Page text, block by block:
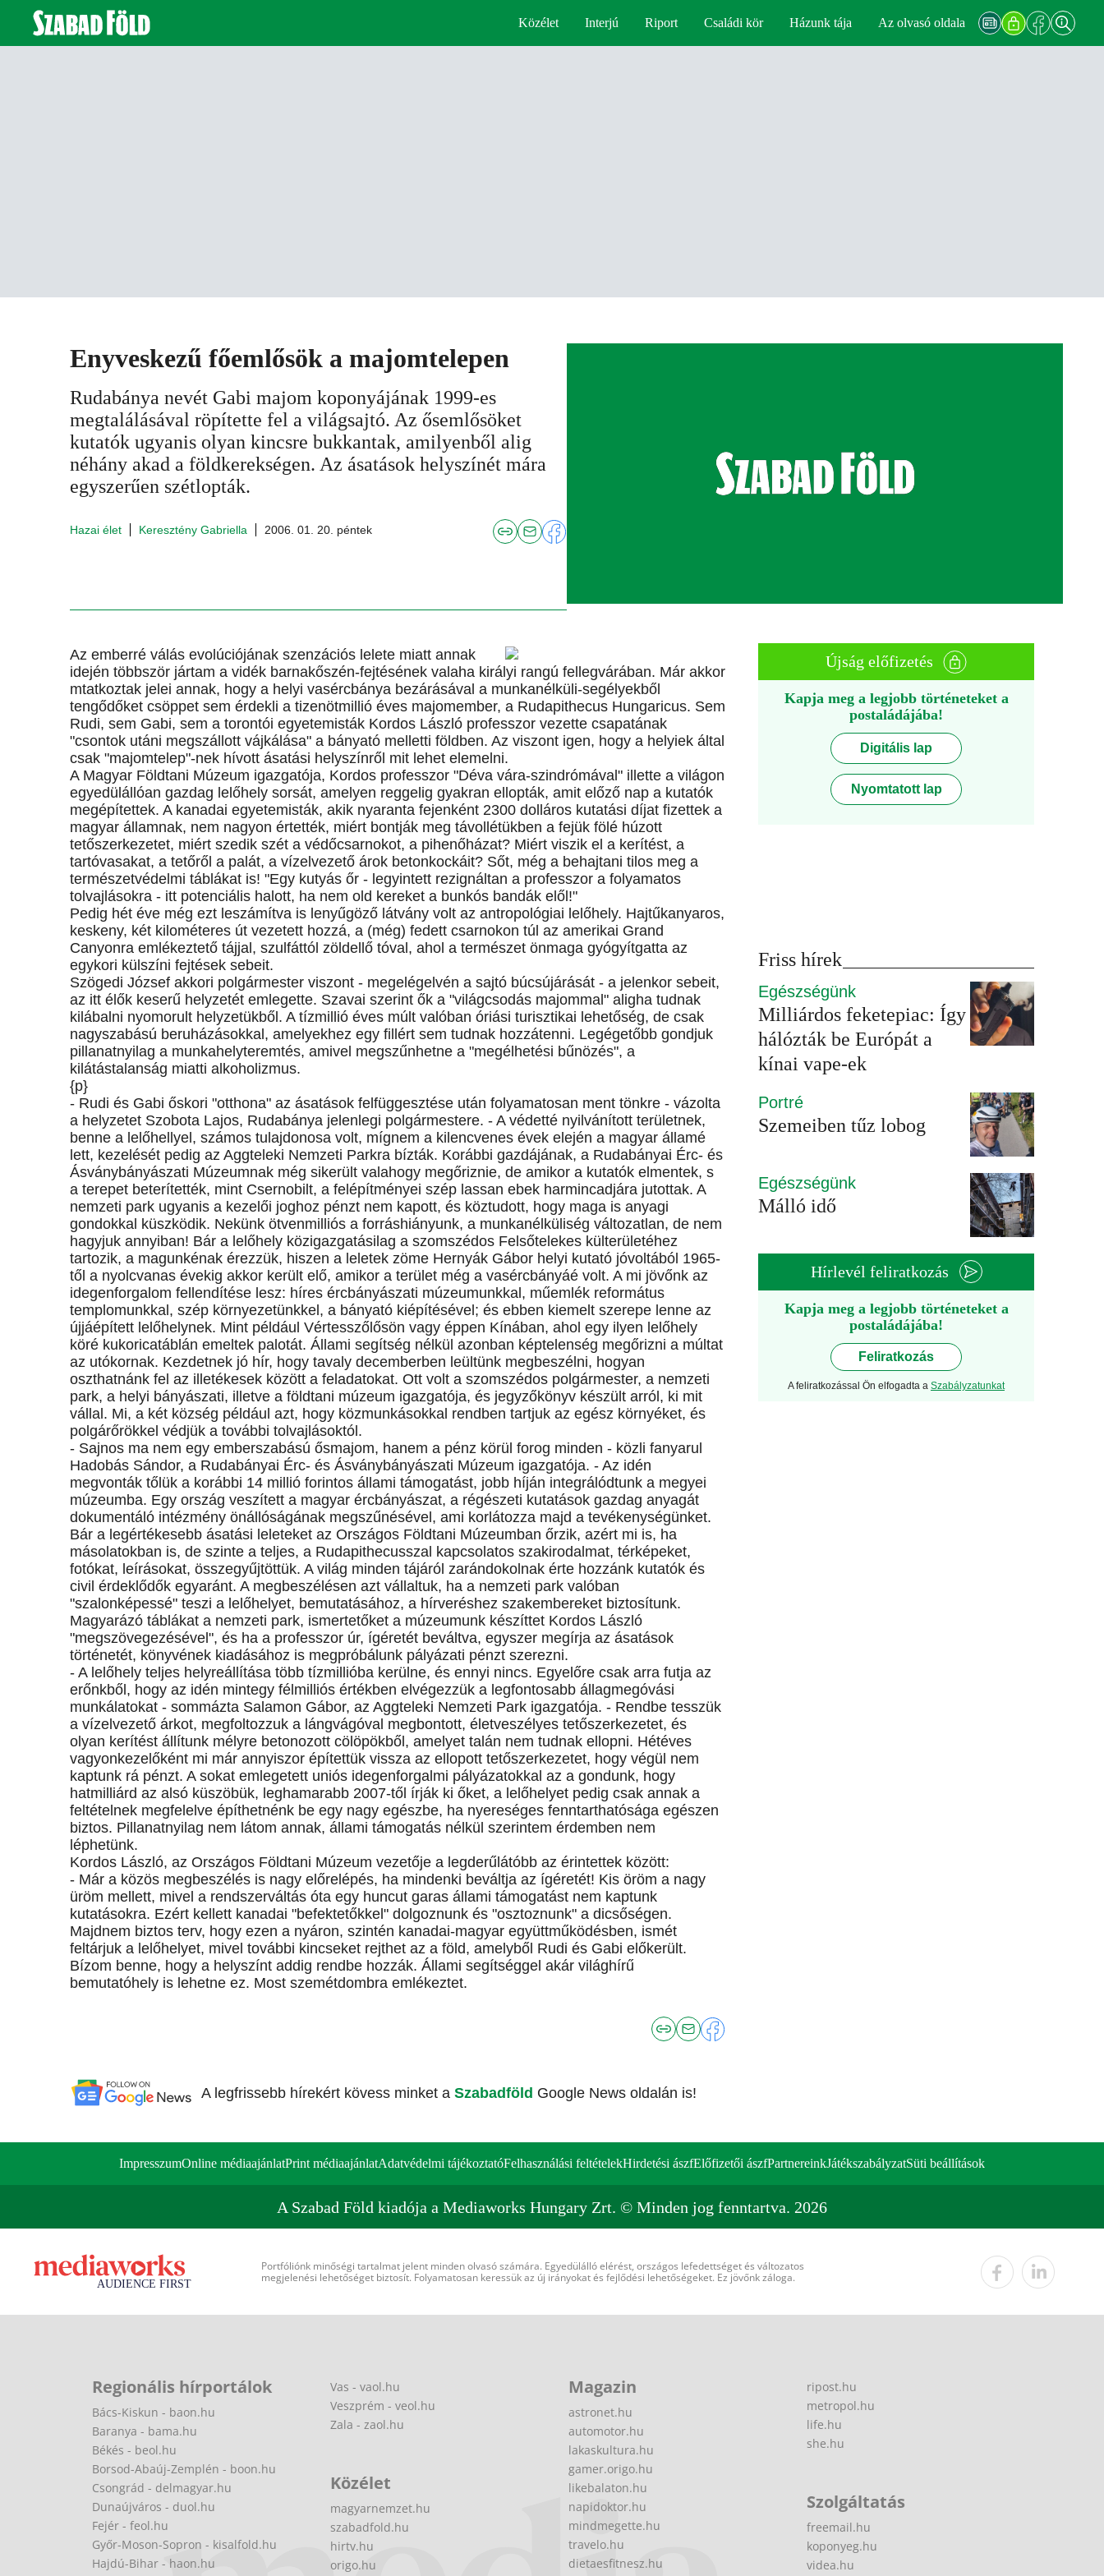
Közélet Interjú Riport Családi kör Házunk tája Az olvasó oldala
Enyveskezű főemlősök a majomtelepen
Rudabánya nevét Gabi majom koponyájának 1999-es
megtalálásával röpítette fel a világsajtó. Az ősemlősöket
kutatók ugyanis olyan kincsre bukkantak, amilyenből alig
néhány akad a földkerekségen. Az ásatások helyszínét mára
egyszerűen szétlopták.
Hazai élet Keresztény Gabriella 2006. 01. 20. péntek
Az emberré válás evolúciójának szenzációs lelete miatt annak
idején többször jártam a vidék barnakőszén-fejtésének valaha királyi rangú fellegvárában. Már akkor
mtatkoztak jelei annak, hogy a helyi vasércbánya bezárásával a munkanélküli-segélyekből
tengődőket csöppet sem érdekli a tizenötmillió éves majomember, a Rudapithecus Hungaricus. Sem
Rudi, sem Gabi, sem a torontói egyetemisták Kordos László professzor vezette csapatának
"csontok utáni megszállott vájkálása" a bányató melletti földben. Az viszont igen, hogy a helyiek által
csak "majomtelep"-nek hívott ásatási helyszínről mit lehet elemelni.
A Magyar Földtani Múzeum igazgatója, Kordos professzor "Déva vára-szindrómával" illette a világon
egyedülállóan gazdag lelőhely sorsát, amelyen reggelig gyakran ellopták, amit előző nap a kutatók
megépítettek. A kanadai egyetemisták, akik nyaranta fejenként 2300 dolláros kutatási díjat fizettek a
magyar államnak, nem nagyon értették, miért bontják meg távollétükben a fejük fölé húzott
tetőszerkezetet, miért szedik szét a védőcsarnokot, a pihenőházat? Miért viszik el a kerítést, a
tartóvasakat, a tetőről a palát, a vízelvezető árok betonkockáit? Sőt, még a behajtani tilos meg a
természetvédelmi táblákat is! "Egy kutyás őr - legyintett rezignáltan a professzor a folyamatos
tolvajlásokra - itt potenciális halott, ha nem old kereket a bunkós bandák elől!"
Pedig hét éve még ezt leszámítva is lenyűgöző látvány volt az antropológiai lelőhely. Hajtűkanyaros,
keskeny, két kilométeres út vezetett hozzá, a (még) fedett csarnokon túl az amerikai Grand
Canyonra emlékeztető tájjal, szulfáttól zöldellő tóval, ahol a természet önmaga gyógyítgatta az
egykori külszíni fejtések sebeit.
Szögedi József akkori polgármester viszont - megelégelvén a sajtó búcsújárását - a jelenkor sebeit,
az itt élők keserű helyzetét emlegette. Szavai szerint ők a "világcsodás majommal" aligha tudnak
kilábalni nyomorult helyzetükből. A tízmillió éves múlt valóban óriási turisztikai lehetőség, de csak
nagyszabású beruházásokkal, amelyekhez egy fillért sem tudnak hozzátenni. Legégetőbb gondjuk
pillanatnyilag a munkahelyteremtés, amivel megszűnhetne a "megélhetési bűnözés", a
kilátástalanság miatti alkoholizmus.
{p}
- Rudi és Gabi őskori "otthona" az ásatások felfüggesztése után folyamatosan ment tönkre - vázolta
a helyzetet Szobota Lajos, Rudabánya jelenlegi polgármestere. - A védetté nyilvánított területnek,
benne a lelőhellyel, számos tulajdonosa volt, mígnem a kilencvenes évek elején a magyar államé
lett, kezelését pedig az Aggteleki Nemzeti Parkra bízták. Korábbi gazdájának, a Rudabányai Érc- és
Ásványbányászati Múzeumnak még sikerült valahogy megőriznie, de amikor a kutatók elmentek, s
a terepet beterítették, mint Csernobilt, a felépítményei szép lassan ebek harmincadjára jutottak. A
nemzeti park ugyanis a kezelői joghoz pénzt nem kapott, és köztudott, hogy maga is anyagi
gondokkal küszködik. Nekünk ötvenmilliós a forráshiányunk, a munkanélküliség változatlan, de nem
hagyjuk annyiban! Bár a lelőhely közigazgatásilag a szomszédos Felsőtelekes külterületéhez
tartozik, a magunkénak érezzük, hiszen a leletek zöme Hernyák Gábor helyi kutató jóvoltából 1965-
től a nyolcvanas évekig akkor került elő, amikor a terület még a vasércbányáé volt. A mi jövőnk az
idegenforgalom fellendítése lesz: híres ércbányászati múzeumunkkal, műemlék református
templomunkkal, szép környezetünkkel, a bányató kiépítésével; és ebben kiemelt szerepe lenne az
újjáépített lelőhelynek. Mint például Vértesszőlősön vagy éppen Kínában, ahol egy ilyen lelőhely
köré kukoricatáblán emeltek palotát. Állami segítség nélkül azonban képtelenség megőrizni a múltat
az utókornak. Kezdetnek jó hír, hogy tavaly decemberben leültünk megbeszélni, hogyan
oszthatnánk fel az illetékesek között a feladatokat. Ott volt a szomszédos polgármester, a nemzeti
park, a helyi bányászati, illetve a földtani múzeum igazgatója, és jegyzőkönyv készült arról, ki mit
vállal. Mi, a két község például azt, hogy közmunkásokkal rendben tartjuk az egész környéket, és
polgárőrökkel védjük a további tolvajlásoktól.
- Sajnos ma nem egy emberszabású ősmajom, hanem a pénz körül forog minden - közli fanyarul
Hadobás Sándor, a Rudabányai Érc- és Ásványbányászati Múzeum igazgatója. - Az idén
megvonták tőlük a korábbi 14 millió forintos állami támogatást, jobb híján integrálódtunk a megyei
múzeumba. Egy ország veszített a magyar ércbányászat, a régészeti kutatások gazdag anyagát
dokumentáló intézmény önállóságának megszűnésével, ami korlátozza majd a tevékenységünket.
Bár a legértékesebb ásatási leleteket az Országos Földtani Múzeumban őrzik, azért mi is, ha
másolatokban is, de szinte a teljes, a Rudapithecusszal kapcsolatos szakirodalmat, térképeket,
fotókat, leírásokat, összegyűjtöttük. A világ minden tájáról zarándokolnak érte hozzánk kutatók és
civil érdeklődők egyaránt. A megbeszélésen azt vállaltuk, ha a nemzeti park valóban
"szalonképessé" teszi a lelőhelyet, bemutatásához, a hírveréshez szakembereket biztosítunk.
Magyarázó táblákat a nemzeti park, ismertetőket a múzeumunk készíttet Kordos László
"megszövegezésével", és ha a professzor úr, ígéretét beváltva, egyszer megírja az ásatások
történetét, könyvének kiadásához is megpróbálunk pályázati pénzt szerezni.
- A lelőhely teljes helyreállítása több tízmillióba kerülne, és ennyi nincs. Egyelőre csak arra futja az
erőnkből, hogy az idén mintegy félmilliós értékben elvégezzük a legfontosabb állagmegóvási
munkálatokat - sommázta Salamon Gábor, az Aggteleki Nemzeti Park igazgatója. - Rendbe tesszük
a vízelvezető árkot, megfoltozzuk a lángvágóval megbontott, életveszélyes tetőszerkezetet, és
olyan kerítést állítunk mélyre betonozott cölöpökből, amelyet talán nem tudnak ellopni. Hétéves
vagyonkezelőként mi már annyiszor építettük vissza az ellopott tetőszerkezetet, hogy végül nem
kaptunk rá pénzt. A sokat emlegetett uniós idegenforgalmi pályázatokkal az a gondunk, hogy
hatmilliárd az alsó küszöbük, leghamarabb 2007-től írják ki őket, a lelőhelyet pedig csak annak a
feltételnek megfelelve építhetnénk be egy nagy egészbe, ha nyereséges fenntarthatósága egészen
biztos. Pillanatnyilag nem látom annak, állami támogatás nélkül szerintem érdemben nem
léphetünk.
Kordos László, az Országos Földtani Múzeum vezetője a legderűlátóbb az érintettek között:
- Már a közös megbeszélés is nagy előrelépés, ha mindenki beváltja az ígéretét! Kis öröm a nagy
üröm mellett, mivel a rendszerváltás óta egy huncut garas állami támogatást nem kaptunk
kutatásokra. Ezért kellett kanadai "befektetőkkel" dolgoznunk és "osztoznunk" a dicsőségen.
Majdnem biztos terv, hogy ezen a nyáron, szintén kanadai-magyar együttműködésben, ismét
feltárjuk a lelőhelyet, mivel további kincseket rejthet az a föld, amelyből Rudi és Gabi előkerült.
Bízom benne, hogy a helyszínt addig rendbe hozzák. Állami segítséggel akár világhírű
bemutatóhely is lehetne ez. Most szemétdombra emlékeztet.
A legfrissebb hírekért kövess minket a Szabadföld Google News oldalán is!
Újság előfizetés
Kapja meg a legjobb történeteket a
postaládájába!
Digitális lap
Nyomtatott lap
Friss hírek
Egészségünk
Milliárdos feketepiac: Így
hálózták be Európát a
kínai vape-ek
Portré
Szemeiben tűz lobog
Egészségünk
Málló idő
Hírlevél feliratkozás
Kapja meg a legjobb történeteket a
postaládájába!
Feliratkozás
A feliratkozással Ön elfogadta a Szabályzatunkat
ImpresszumOnline médiaajánlatPrint médiaajánlatAdatvédelmi tájékoztatóFelhasználási feltételekHirdetési ászfElőfizetői ászfPartnereinkJátékszabályzatSüti beállítások
A Szabad Föld kiadója a Mediaworks Hungary Zrt. © Minden jog fenntartva. 2026
Portfóliónk minőségi tartalmat jelent minden olvasó számára. Egyedülálló elérést, országos lefedettséget és változatos
megjelenési lehetőséget biztosít. Folyamatosan keressük az új irányokat és fejlődési lehetőségeket. Ez jövőnk záloga.
Regionális hírportálok
Bács-Kiskun - baon.hu
Baranya - bama.hu
Békés - beol.hu
Borsod-Abaúj-Zemplén - boon.hu
Csongrád - delmagyar.hu
Dunaújváros - duol.hu
Fejér - feol.hu
Győr-Moson-Sopron - kisalfold.hu
Hajdú-Bihar - haon.hu
Vas - vaol.hu
Veszprém - veol.hu
Zala - zaol.hu
Közélet
magyarnemzet.hu
szabadfold.hu
hirtv.hu
origo.hu
Magazin
astronet.hu
automotor.hu
lakaskultura.hu
gamer.origo.hu
likebalaton.hu
napidoktor.hu
mindmegette.hu
travelo.hu
dietaesfitnesz.hu
ripost.hu
metropol.hu
life.hu
she.hu
Szolgáltatás
freemail.hu
koponyeg.hu
videa.hu